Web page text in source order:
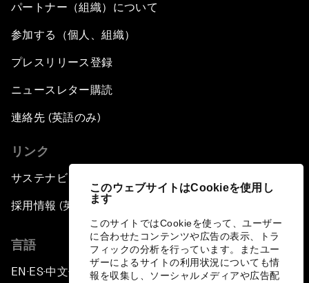
このウェブサイトはCookieを使用し
ます
このサイトではCookieを使って、ユーザー
に合わせたコンテンツや広告の表示、トラ
フィックの分析を行っています。またユー
ザーによるサイトの利用状況についても情
報を収集し、ソーシャルメディアや広告配
パートナー（組織）について
参加する（個人、組織）
プレスリリース登録
ニュースレター購読
連絡先 (英語のみ)
リンク
サステナビリティへの取り組み
採用情報 (英語のみ)
言語
EN ▪ ES▪中文▪ 日本語